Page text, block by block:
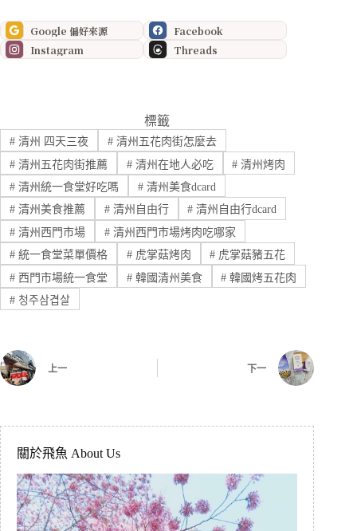
Google 偏好來源
Facebook
Instagram
Threads
標籤
#清州 四天三夜 #清州五花肉街怎麼去
#清州五花肉街推薦 #清州在地人必吃 # 清州烤肉
#清州統一食堂好吃嗎 #清州美食dcard
#清州美食推薦 #清州自由行 # 清州自由行dcard
#清州西門市場 #清州西門市場烤肉吃哪家
#統一食堂菜單價格 #虎掌菇烤肉 # 虎掌菇豬五花
#西門市場統一食堂 #韓國清州美食 # 韓國烤五花肉
#청주삼겹살
上一 下一
關於飛魚 About Us